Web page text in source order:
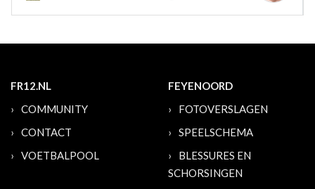
FR12.NL
COMMUNITY
CONTACT
VOETBALPOOL
FEYENOORD
FOTOVERSLAGEN
SPEELSCHEMA
BLESSURES EN
SCHORSINGEN